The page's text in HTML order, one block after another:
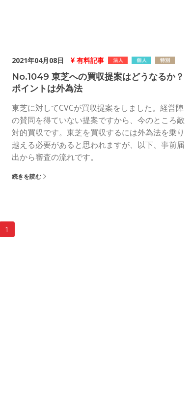
2021年04月08日 有料記事
No.1049 東芝への買収提案はどうなるか？
ポイントは外為法
東芝に対してCVCが買収提案をしました。経営陣
の賛同を得ていない提案ですから、今のところ敵
対的買収です。東芝を買収するには外為法を乗り
越える必要があると思われますが、以下、事前届
出から審査の流れです。
続きを読む
1